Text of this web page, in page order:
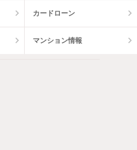
カードローン
マンション情報